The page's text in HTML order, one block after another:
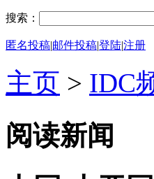
搜索：
匿名投稿|邮件投稿|登陆|注册
主页 > IDC
阅读新闻